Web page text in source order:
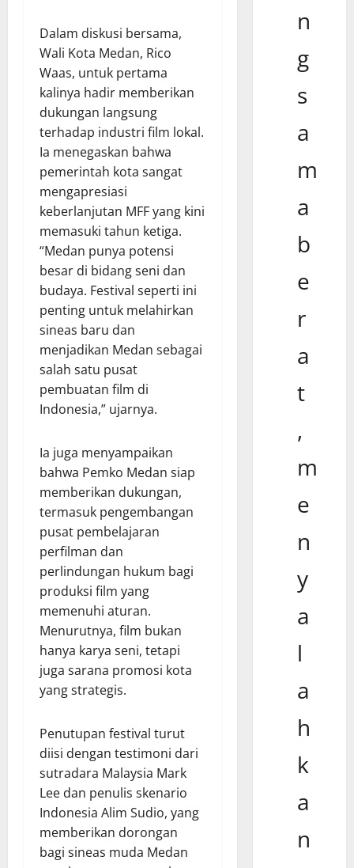
Dalam diskusi bersama,
Wali Kota Medan, Rico
Waas, untuk pertama
kalinya hadir memberikan
dukungan langsung
terhadap industri film lokal.
Ia menegaskan bahwa
pemerintah kota sangat
mengapresiasi
keberlanjutan MFF yang kini
memasuki tahun ketiga.
“Medan punya potensi
besar di bidang seni dan
budaya. Festival seperti ini
penting untuk melahirkan
sineas baru dan
menjadikan Medan sebagai
salah satu pusat
pembuatan film di
Indonesia,” ujarnya.
Ia juga menyampaikan
bahwa Pemko Medan siap
memberikan dukungan,
termasuk pengembangan
pusat pembelajaran
perfilman dan
perlindungan hukum bagi
produksi film yang
memenuhi aturan.
Menurutnya, film bukan
hanya karya seni, tetapi
juga sarana promosi kota
yang strategis.
Penutupan festival turut
diisi dengan testimoni dari
sutradara Malaysia Mark
Lee dan penulis skenario
Indonesia Alim Sudio, yang
memberikan dorongan
bagi sineas muda Medan
n
g
s
a
m
a
b
e
r
a
t
,
m
e
n
y
a
l
a
h
k
a
n